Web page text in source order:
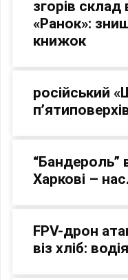
згорів
«Ранок»:
книжок
російський
“Бандероль”
Харкові –
FPV-дрон
віз хліб: